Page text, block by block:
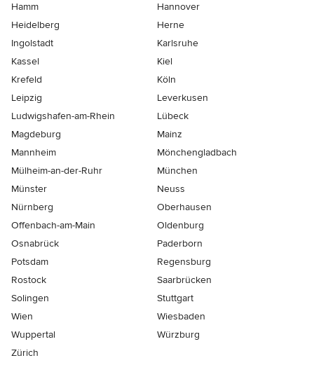
Hamm
Hannover
Heidelberg
Herne
Ingolstadt
Karlsruhe
Kassel
Kiel
Krefeld
Köln
Leipzig
Leverkusen
Ludwigshafen-am-Rhein
Lübeck
Magdeburg
Mainz
Mannheim
Mönchen­gladbach
Mülheim-an-der-Ruhr
München
Münster
Neuss
Nürnberg
Oberhausen
Offenbach-am-Main
Oldenburg
Osnabrück
Paderborn
Potsdam
Regensburg
Rostock
Saarbrücken
Solingen
Stuttgart
Wien
Wiesbaden
Wuppertal
Würzburg
Zürich